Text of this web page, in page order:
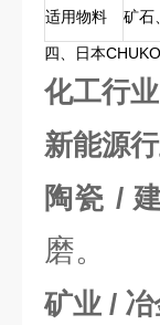
适用物料 矿石
四、日本
化工行业
新能源
陶瓷 /
磨。
矿业 /